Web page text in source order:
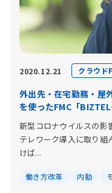
2020.12.21 クラウド
外出先・在宅勤務・屋
を使ったFMC「
新型コロナウイルスの影
テレワーク導入に取り組
けば...
働き方改革 内勤